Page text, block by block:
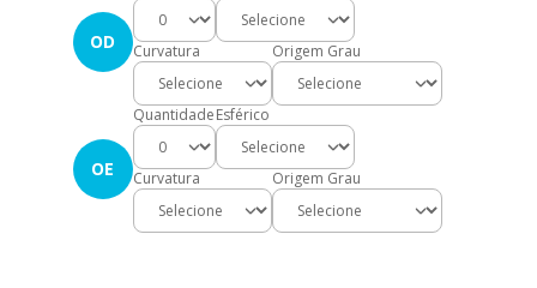
OD Curvatura Origem Grau
OE
QuantidadeEsférico
Curvatura Origem Grau